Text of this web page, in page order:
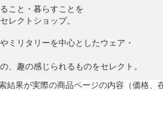
こと・暮らすことを
レクトショップ。
ミリタリーを中心としたウェア・
、趣の感じられるものをセレクト。
果が実際の商品ページの内容（価格、